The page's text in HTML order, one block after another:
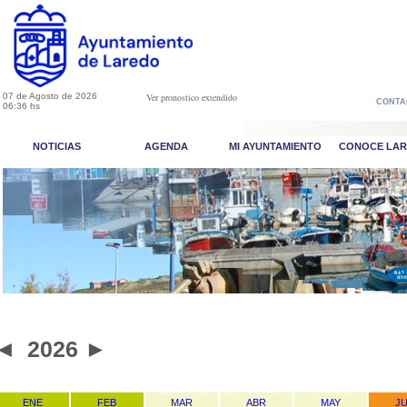
07 de Agosto de 2026
06:36 hs
Ver pronostico extendido
NOTICIAS AGENDA MI AYUNTAMIENTO CONOCE
2026 ►
ENE FEB MAR ABR MAY